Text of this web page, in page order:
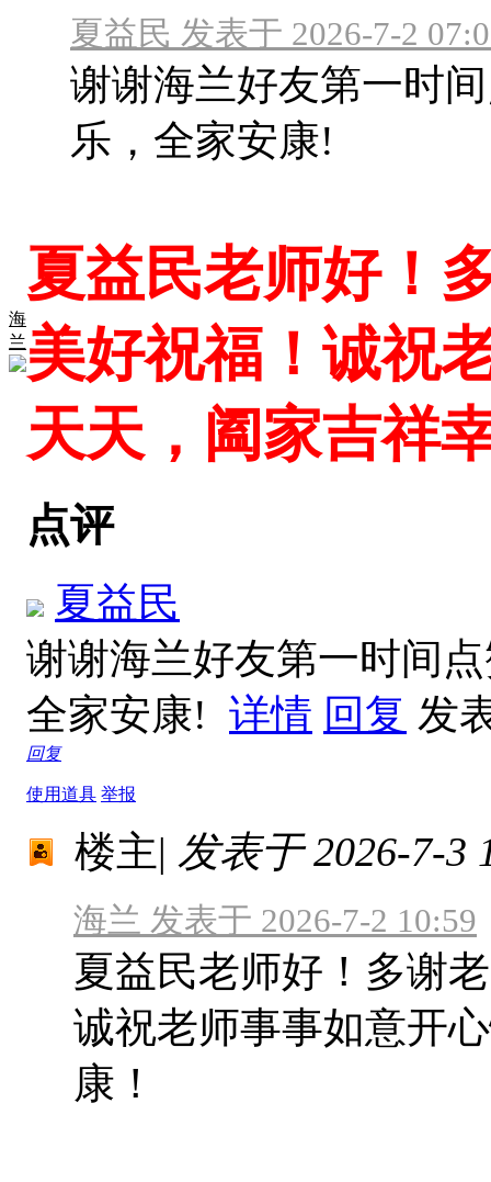
海
兰
夏益民 发表于 2026-7-2
谢谢海兰好友第一时
乐，全家安康!
夏益民老师好！
美好祝福！诚祝
天天，阖家吉祥
点评
夏益民
谢谢海兰好友第一时间
全家安康! 详情 回复 发
回复
使用道具 举报
楼主| 发表于 2026-7-3
海兰 发表于 2026-7-2 10:59
夏益民老师好！多谢
诚祝老师事事如意开
康！